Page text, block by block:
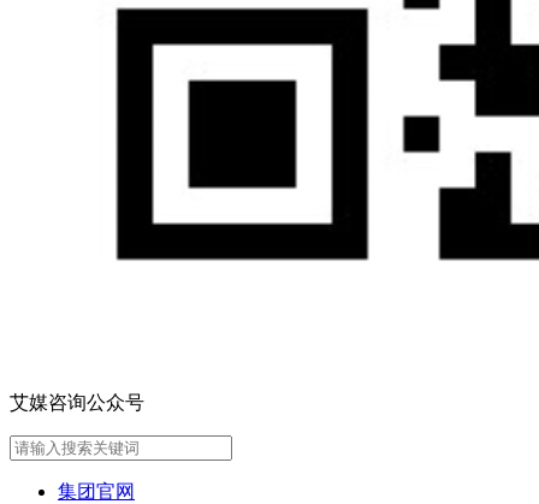
艾媒咨询公众号
集团官网